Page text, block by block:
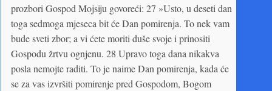
prozbori Gospod Mojsiju govoreći: 27 »Usto, u deseti dan
toga sedmoga mjeseca bit će Dan pomirenja. To nek vam
bude sveti zbor; a vi ćete moriti duše svoje i prinositi
Gospodu žrtvu ognjenu. 28 Upravo toga dana nikakva
posla nemojte raditi. To je naime Dan pomirenja, kada će
se za vas izvršiti pomirenje pred Gospodom, Bogom